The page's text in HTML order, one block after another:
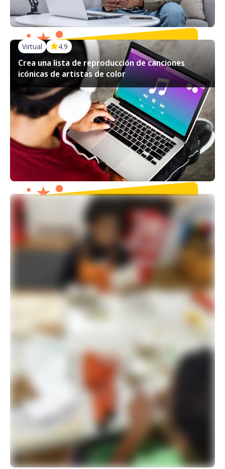
Virtual 4.9
Crea una lista de reproducción de canciones
icónicas de artistas de color